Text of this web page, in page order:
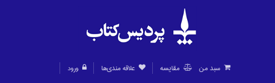
ورود علاقه مندی‌ها مقايسه سبد من